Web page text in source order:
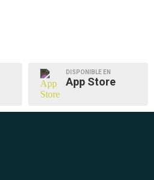
DISPONIBLE EN
App Store